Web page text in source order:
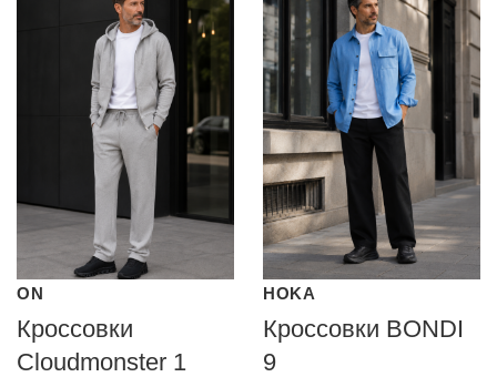
ON
Кроссовки
Cloudmonster 1
HOKA
Кроссовки BONDI
9